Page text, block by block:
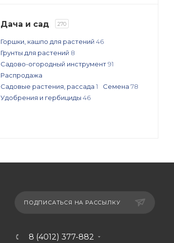
Дача и сад 270
Горшки, кашпо для растений 46
Грунты для растений 8
Садово-огородный инструмент91
Распродажа
Садовые растения, рассада 1 Семена 78
Удобрения и гербициды 46
ПОДПИСАТЬСЯ НА РАССЫЛКУ
8 (4012) 377-882